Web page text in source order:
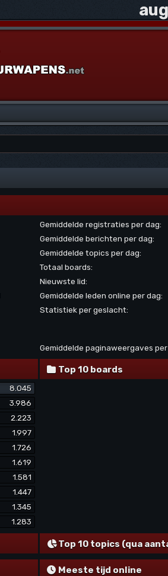
Gemiddelde registraties per dag:
Gemiddelde berichten per dag:
Gemiddelde topics per dag:
Totaal boards:
Nieuwste lid:
Gemiddelde leden online per dag:
Statistiek per geslacht:
Gemiddelde paginaweergaves per
8.045
3.986
2.223
1.997
1.726
1.619
1.581
1.447
1.345
1.283
Top 10 boards
Top 10 topics (qua
Meeste tijd online